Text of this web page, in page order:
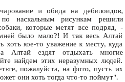
и обида на дебилоидов,
наскальным рисункам решили
которые метят все подряд, -
было мало?! И так весь Алтай
хоть кое-то уважение к месту, куда
ездят отдыхать многие
найдем этих неразумных людей.
пожалуйста, на фото, пусть их
они хоть тогда что-то поймут".